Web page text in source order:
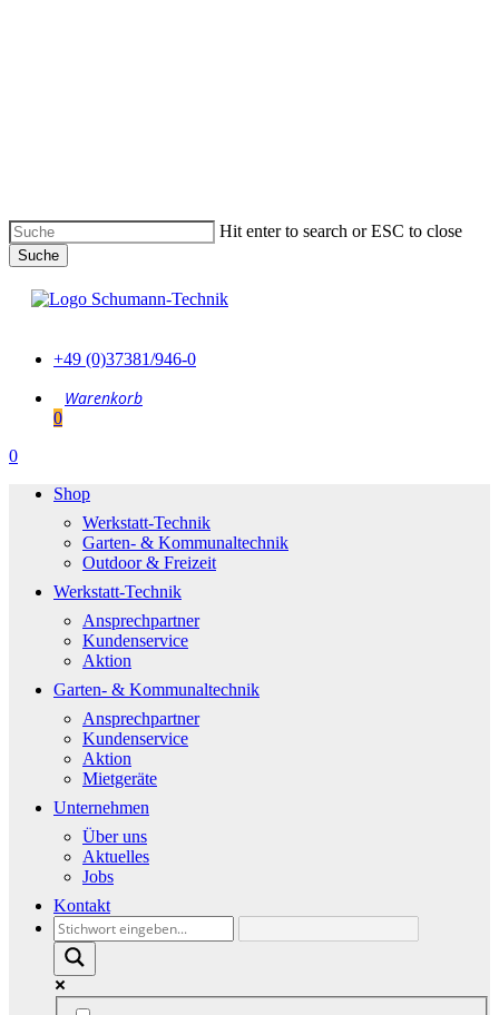
Hit enter to search or ESC to close
Suche
schließen
+49 (0)37381/946-0
0
Menu
0
Shop
Werkstatt-Technik
Garten- & Kommunaltechnik
Outdoor & Freizeit
Werkstatt-Technik
Ansprechpartner
Kundenservice
Aktion
Garten- & Kommunaltechnik
Ansprechpartner
Kundenservice
Aktion
Mietgeräte
Unternehmen
Über uns
Aktuelles
Jobs
Kontakt